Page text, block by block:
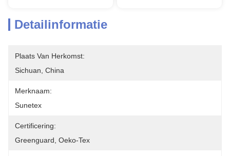
Detailinformatie
Plaats Van Herkomst:
Sichuan, China
Merknaam:
Sunetex
Certificering:
Greenguard, Oeko-Tex